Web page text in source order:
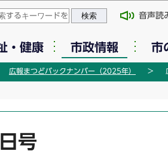
ジの本文へ移動
音声読
・健康 市政情報 市
広報まつどバックナンバー（2025年）
号